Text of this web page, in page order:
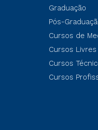
Graduação
Pós-
Cursos de
Cursos Livres
Cursos
Cursos